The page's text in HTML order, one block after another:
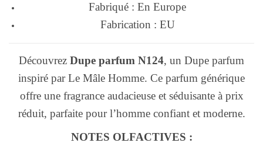
Fabriqué : En Europe
Fabrication : EU
Découvrez Dupe parfum N124, un Dupe parfum
inspiré par Le Mâle Homme. Ce parfum générique
offre une fragrance audacieuse et séduisante à prix
réduit, parfaite pour l’homme confiant et moderne.
NOTES OLFACTIVES :